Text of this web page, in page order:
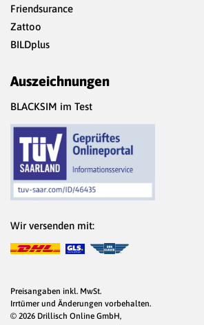
Friendsurance
Zattoo
BILDplus
Auszeichnungen
BLACKSIM im Test
Wir versenden mit:
Preisangaben inkl. MwSt.
Irrtümer und Änderungen vorbehalten.
© 2026 Drillisch Online GmbH,